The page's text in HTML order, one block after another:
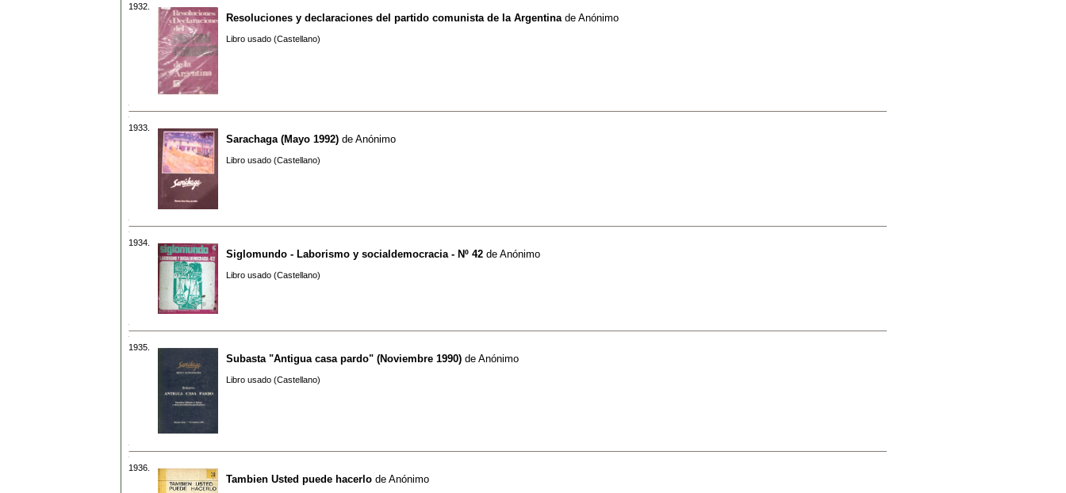
1932.
Resoluciones y declaraciones del partido comunista de la Argentina de Anónimo
Libro usado (Castellano)
1933.
Sarachaga (Mayo 1992) de Anónimo
Libro usado (Castellano)
1934.
Siglomundo - Laborismo y socialdemocracia - Nº 42 de Anónimo
Libro usado (Castellano)
1935.
Subasta "Antigua casa pardo" (Noviembre 1990) de Anónimo
Libro usado (Castellano)
1936.
Tambien Usted puede hacerlo de Anónimo